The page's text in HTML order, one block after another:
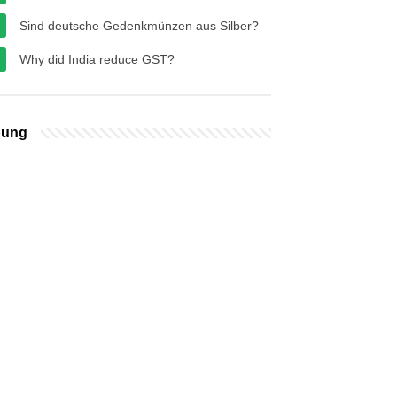
Sind deutsche Gedenkmünzen aus Silber?
Why did India reduce GST?